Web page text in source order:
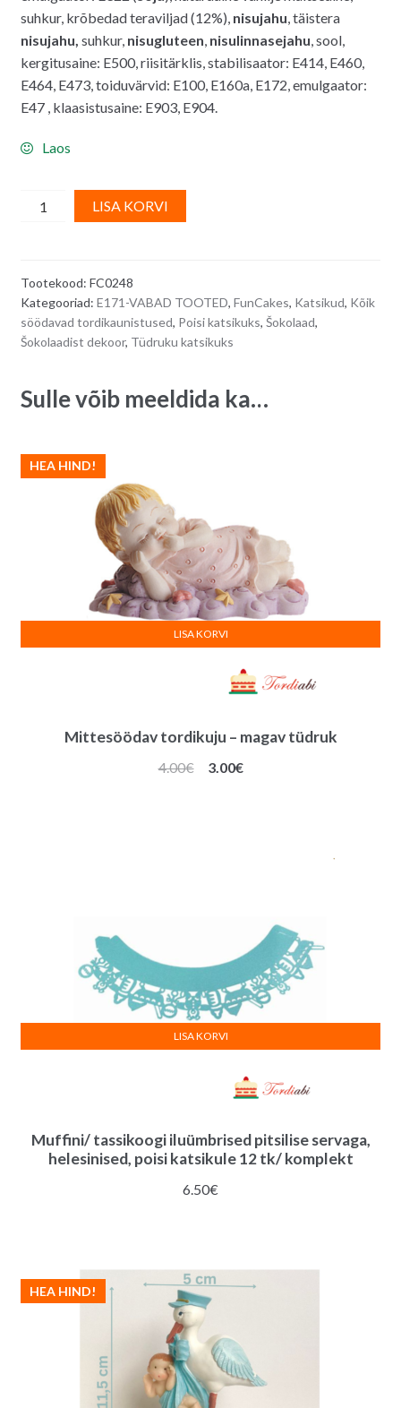
suhkur, krõbedad teraviljad (12%), nisujahu, täistera
nisujahu, suhkur,nisugluteen, nisulinnasejahu, sool,
kergitusaine: E500, riisitärklis, stabilisaator: E414, E460,
E464, E473, toiduvärvid: E100, E160a, E172, emulgaator:
E47 , klaasistusaine: E903, E904.
Laos
FunCakes
BABY!
-
130
LISA KORVI
Tootekood: FC0248
Kategooriad: E171-VABAD TOOTED, FunCakes, Katsikud, Kõik
söödavad tordikaunistused, Poisi katsikuks, Šokolaad,
Šokolaadist dekoor, Tüdruku katsikuks
Sulle võib meeldida ka…
Mittesöödav tordikuju – magav tüdruk
HEA HIND!
4.00€
Algne
3.00€Praegune
LISA KORVI
Muffini/ tassikoogi iluümbrised pitsilise servaga,
helesinised, poisi katsikule 12 tk/ komplekt
6.50€
LISA KORVI
HEA HIND!